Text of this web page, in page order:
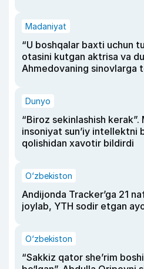
Madaniyat
“U boshqalar baxti uchun
otasini kutgan aktrisa va
Ahmedovaning sinovlarga
Dunyo
“Biroz sekinlashish kerak”.
insoniyat sun’iy intellektni
qolishidan xavotir bildirdi
O‘zbekiston
Andijonda Tracker’ga 21
joylab, YTH sodir etgan
O‘zbekiston
“Sakkiz qator she’rim